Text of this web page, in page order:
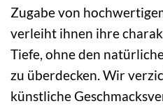
Zugabe von
verleiht ihnen ihre
Tiefe, ohne den
zu überdecken. Wir
künstliche